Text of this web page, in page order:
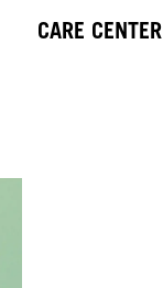
CARE CENTER